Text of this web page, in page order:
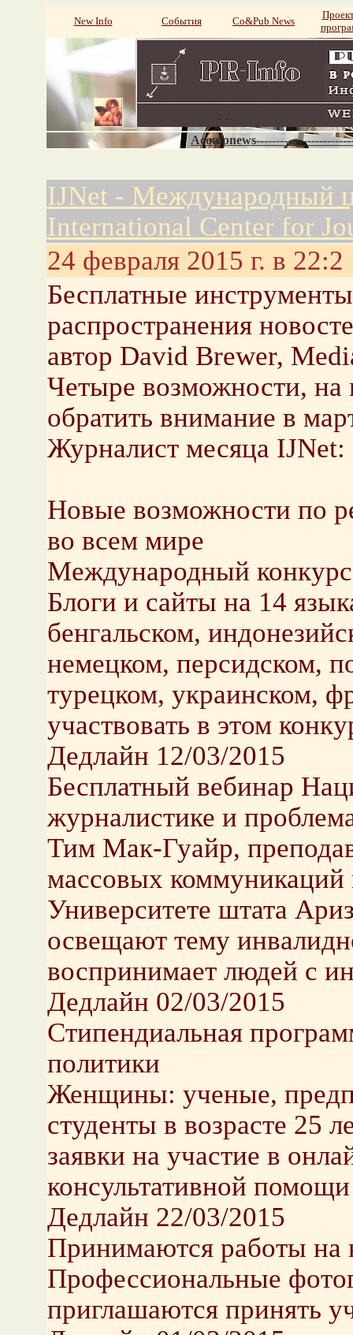
New Info События Со&Pub News
IJNet - Международный
International Center for
24 февраля 2015 г. в 22:2
Бесплатные
распространения
автор David Brewer,
Четыре возможности, на
обратить внимание в
Журналист месяца
Новые возможности по
во всем мире
Международный
Блоги и сайты на 14
бенгальском,
немецком, персидском,
турецком, украинском,
участвовать в этом
Дедлайн 12/03/2015
Бесплатный вебинар
журналистике и
Тим Мак-Гуайр,
массовых коммуникаций
Университете штата
освещают тему
воспринимает людей с
Дедлайн 02/03/2015
Стипендиальная
политики
Женщины: ученые,
студенты в возрасте 25
заявки на участие в
консультативной
Дедлайн 22/03/2015
Принимаются работы на
Профессиональные
приглашаются принять